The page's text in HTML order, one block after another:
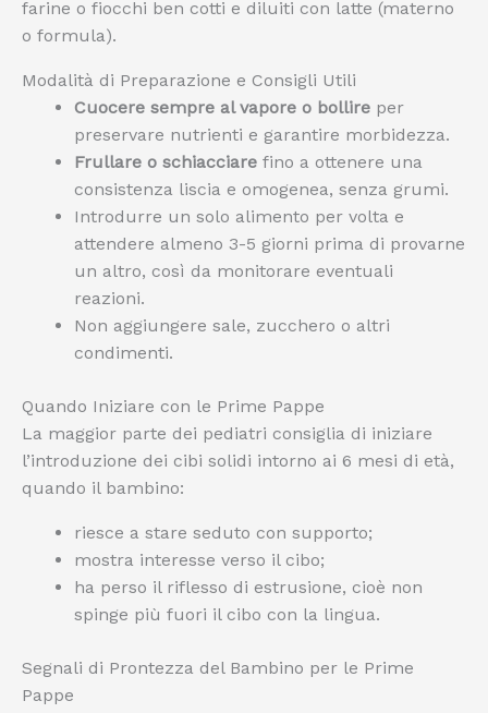
farine o fiocchi ben cotti e diluiti con latte (materno
o formula).
Modalità di Preparazione e Consigli Utili
Cuocere sempre al vapore o bollire per
preservare nutrienti e garantire morbidezza.
Frullare o schiacciare fino a ottenere una
consistenza liscia e omogenea, senza grumi.
Introdurre un solo alimento per volta e
attendere almeno 3-5 giorni prima di provarne
un altro, così da monitorare eventuali
reazioni.
Non aggiungere sale, zucchero o altri
condimenti.
Quando Iniziare con le Prime Pappe
La maggior parte dei pediatri consiglia di iniziare
l’introduzione dei cibi solidi intorno ai 6 mesi di età,
quando il bambino:
riesce a stare seduto con supporto;
mostra interesse verso il cibo;
ha perso il riflesso di estrusione, cioè non
spinge più fuori il cibo con la lingua.
Segnali di Prontezza del Bambino per le Prime
Pappe